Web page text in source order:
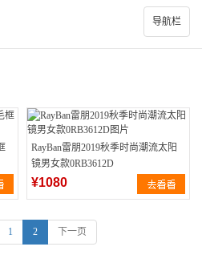
导航栏
RayBan雷朋2019秋季时尚潮流太阳
镜男女款0RB3612D
¥1080
1 2 下一页